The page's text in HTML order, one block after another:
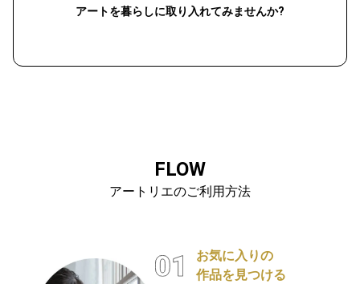
アートを暮らしに取り入れてみませんか?
FLOW
アートリエのご利用方法
お気に入りの
作品を見つける